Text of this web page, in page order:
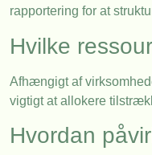
rapportering for at
Hvilke
Afhængigt af
vigtigt at allokere
Hvordan